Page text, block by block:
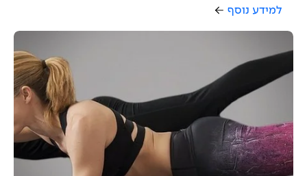
למידע נוסף